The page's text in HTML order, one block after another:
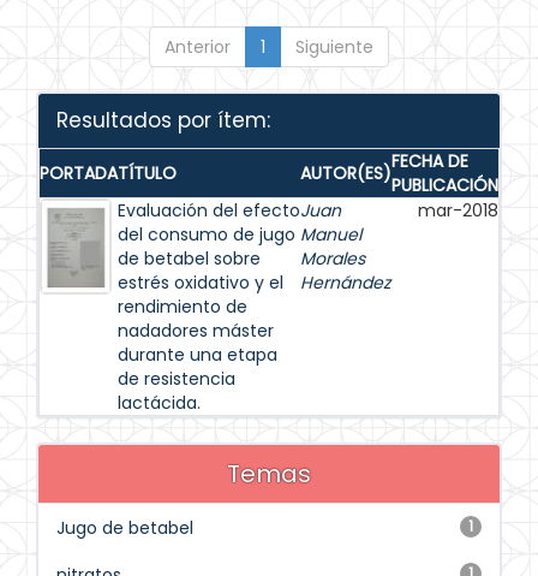
Anterior 1 Siguiente
Resultados por ítem:
PORTADATÍTULO AUTOR(ES)FECHA DE
PUBLICACIÓN
Evaluación del efecto
del consumo de jugo
de betabel sobre
estrés oxidativo y el
rendimiento de
nadadores máster
durante una etapa
de resistencia
lactácida.
Juan
Manuel
Morales
Hernández
mar-2018
Temas
1
Jugo de betabel